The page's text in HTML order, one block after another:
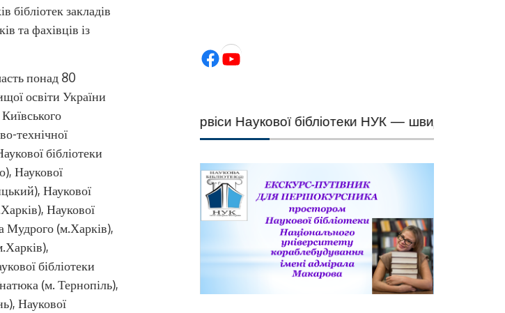
бібліотек закладів
та фахівців із
понад 80
освіти України
технічної
бібліотеки
Наукової
Наукової
Наукової
Мудрого (м.Харків),
бібліотеки
(м. Тернопіль),
Наукової
Facebook YouTube
Цифрові сервіси Наукової бібліотеки НУК — швидкий підбір